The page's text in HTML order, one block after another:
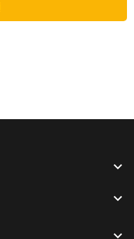

